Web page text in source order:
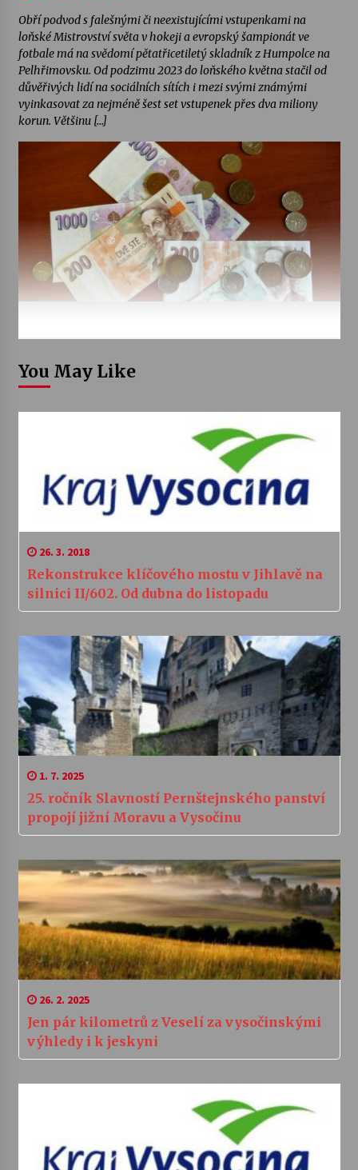
Obří podvod s falešnými či neexistujícími vstupenkami na
loňské Mistrovství světa v hokeji a evropský šampionát ve
fotbale má na svědomí pětatřicetiletý skladník z Humpolce na
Pelhřimovsku. Od podzimu 2023 do loňského května stačil od
důvěřivých lidí na sociálních sítích i mezi svými známými
vyinkasovat za nejméně šest set vstupenek přes dva miliony
korun. Většinu […]
You May Like
26. 3. 2018
Rekonstrukce klíčového mostu v Jihlavě na
silnici II/602. Od dubna do listopadu
1. 7. 2025
25. ročník Slavností Pernštejnského panství
propojí jižní Moravu a Vysočinu
26. 2. 2025
Jen pár kilometrů z Veselí za vysočinskými
výhledy i k jeskyni